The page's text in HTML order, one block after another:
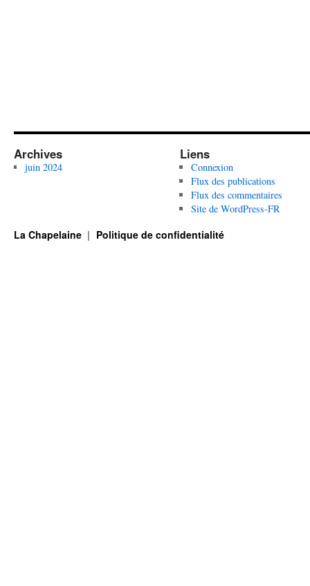
Archives
juin 2024
Liens
Connexion
Flux des publications
Flux des commentaires
Site de WordPress-FR
La Chapelaine Politique de confidentialité